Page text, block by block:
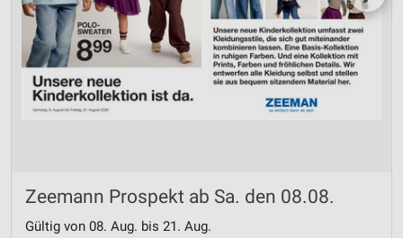
Zeemann Prospekt ab Sa. den 08.08.
Gültig von 08. Aug. bis 21. Aug.